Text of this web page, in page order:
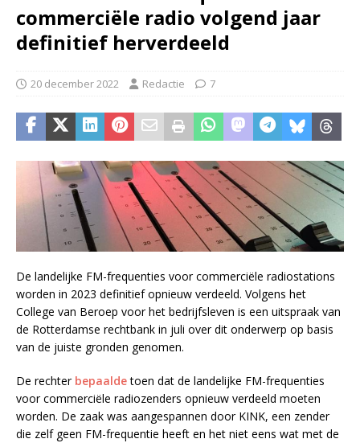
commerciële radio volgend jaar
definitief herverdeeld
20 december 2022 Redactie 7
De landelijke FM-frequenties voor commerciële radiostations
worden in 2023 definitief opnieuw verdeeld. Volgens het
College van Beroep voor het bedrijfsleven is een uitspraak van
de Rotterdamse rechtbank in juli over dit onderwerp op basis
van de juiste gronden genomen.
De rechter bepaaldetoen dat de landelijke FM-frequenties
voor commerciële radiozenders opnieuw verdeeld moeten
worden. De zaak was aangespannen door KINK, een zender
die zelf geen FM-frequentie heeft en het niet eens wat met de